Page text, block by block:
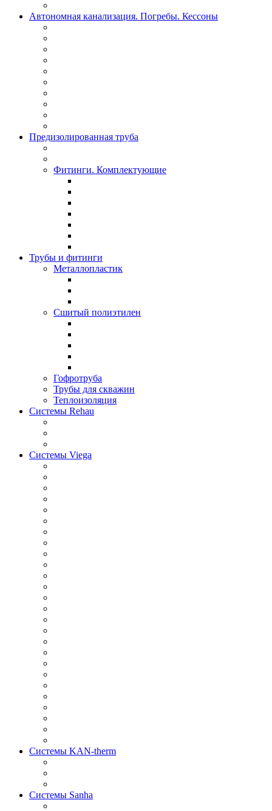
Автономная канализация. Погребы. Кессоны
Предизолированная труба
Фитинги. Комплектующие
Трубы и фитинги
Металлопластик
Сшитый полиэтилен
Гофротруба
Трубы для скважин
Теплоизоляция
Системы Rehau
Системы Viega
Системы KAN-therm
Системы Sanha